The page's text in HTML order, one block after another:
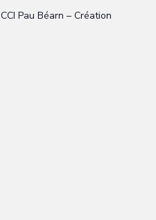
CCI Pau Béarn – Création